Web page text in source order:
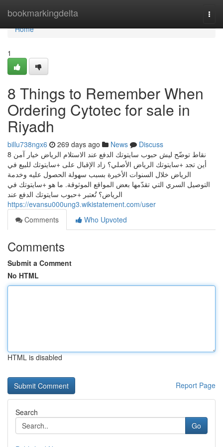
bookmarkingdelta
Home
Home
1
8 Things to Remember When
Ordering Cytotec for sale in
Riyadh
billu738ngx6 269 days ago News
Discuss
8 نقاط توضّح ليش حبوب سايتوتك الدفع عند الاستلام الرياض خيار آمن
أين تجد +سايتوتك الرياض الأصلي؟ زاد الإقبال على +سايتوتك للبيع في
الرياض خلال السنوات الأخيرة بسبب سهولة الحصول عليه وخدمة
التوصيل السري التي تقدّمها بعض المواقع الموثوقة. ما هو +سايتوتك في
الرياض؟ تُعتبر +حبوب سايتوتك الدفع عند
https://evansu000ung3.wikistatement.com/user
Comments
Who Upvoted
Comments
Submit a Comment
No HTML
HTML is disabled
Report Page
Search
Go